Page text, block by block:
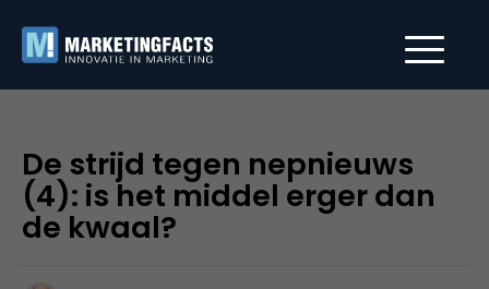
De strijd tegen nepnieuws
(4): is het middel erger dan
de kwaal?